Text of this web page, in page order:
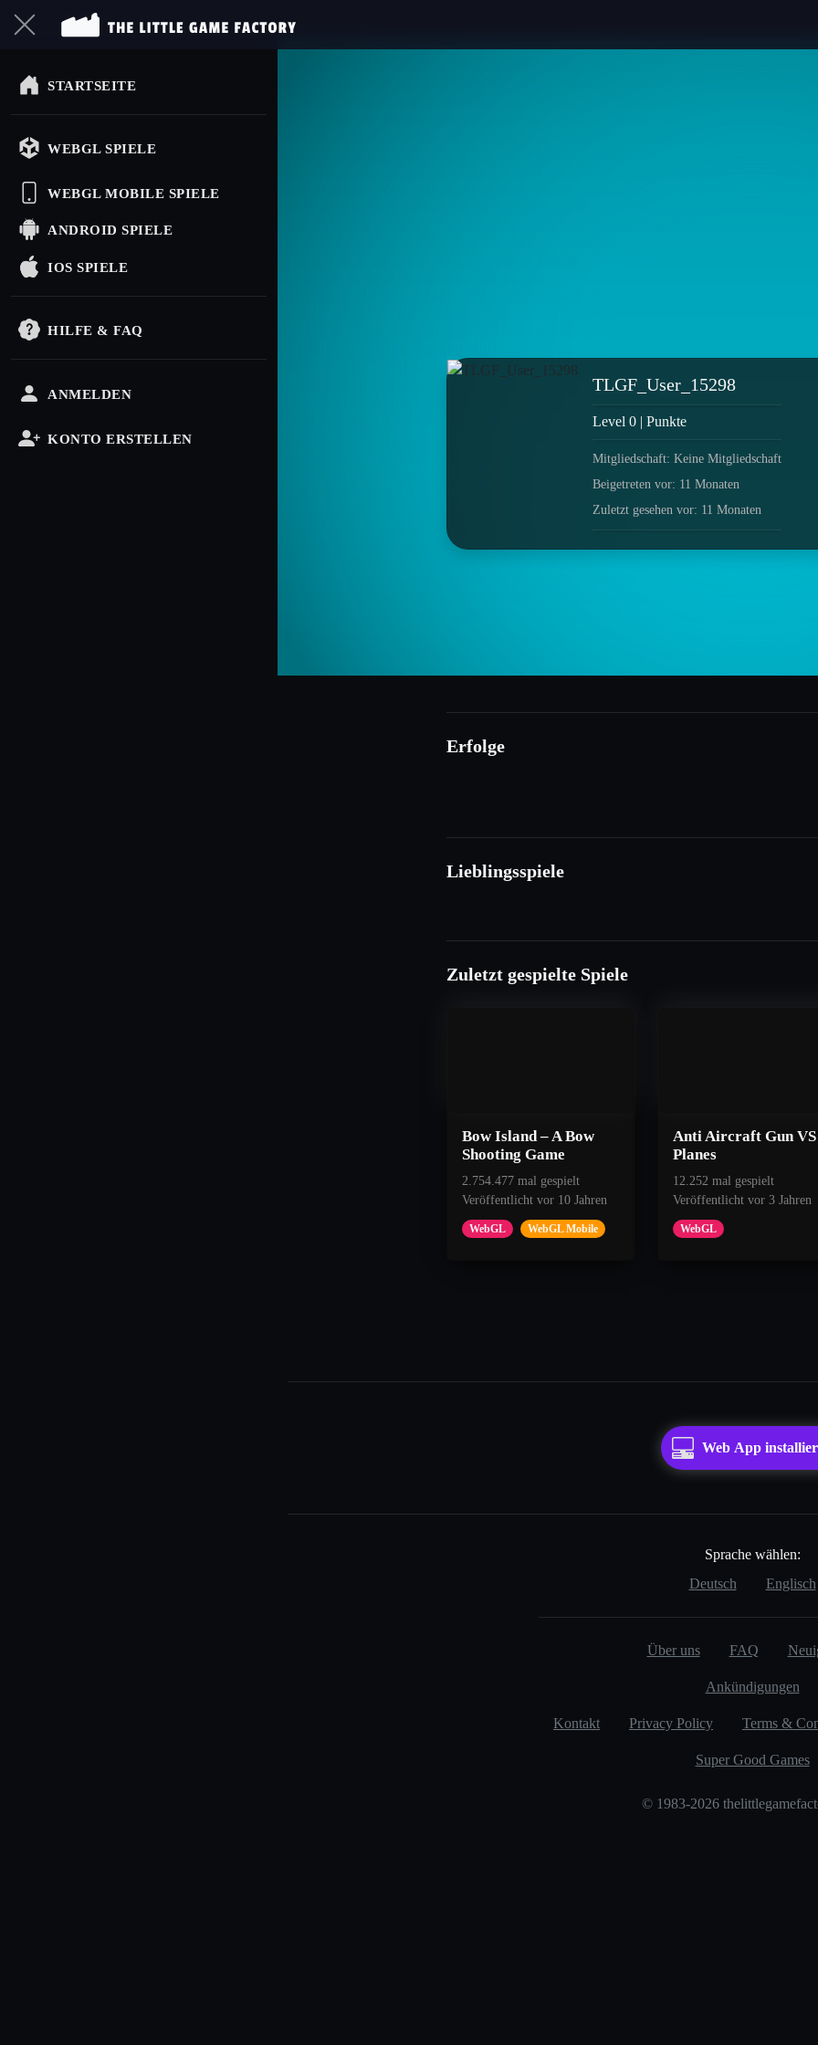
STARTSEITE
WEBGL SPIELE
WEBGL MOBILE SPIELE
ANDROID SPIELE
IOS SPIELE
HILFE & FAQ
ANMELDEN
KONTO ERSTELLEN
TLGF_User_15298
Level 0 | Punkte
Mitgliedschaft: Keine Mitgliedschaft
Beigetreten vor: 11 Monaten
Zuletzt gesehen vor: 11 Monaten
Erfolge
Lieblingsspiele
Zuletzt gespielte Spiele
Bow Island – A Bow
Shooting Game
2.754.477 mal gespielt
Veröffentlicht vor 10 Jahren
WebGL WebGL Mobile
Anti Aircraft Gun VS
Planes
12.252 mal gespielt
Veröffentlicht vor 3 Jahren
WebGL
Web App
Sprache wählen:
Deutsch
Englisch
Über uns FAQ
Ankündigungen
Kontakt Privacy Policy Terms &
Super Good Games
© 1983-2026